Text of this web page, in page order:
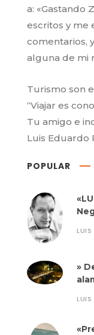
a: «Gastando
escritos y me
comentarios,
alguna de mi
Turismo son
“Viajar es
Tu amigo e
Luis Eduardo
POPULAR
»